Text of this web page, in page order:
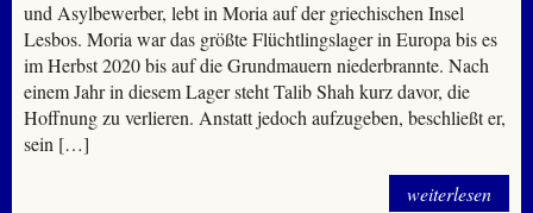
und Asylbewerber, lebt in Moria auf der griechischen Insel
Lesbos. Moria war das größte Flüchtlingslager in Europa bis es
im Herbst 2020 bis auf die Grundmauern niederbrannte. Nach
einem Jahr in diesem Lager steht Talib Shah kurz davor, die
Hoffnung zu verlieren. Anstatt jedoch aufzugeben, beschließt er,
sein […]
weiterlesen